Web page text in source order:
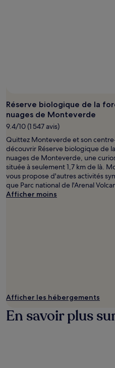
Réserve biologique de la
nuages de Monteverde
9.4/10 (1 547 avis)
Quittez Monteverde et son
découvrir Réserve biologique de
nuages de Monteverde, une
située à seulement 1,7 km de là.
vous propose d'autres activités
que Parc national de l'Arenal
Afficher moins
Afficher les hébergements
En savoir plus